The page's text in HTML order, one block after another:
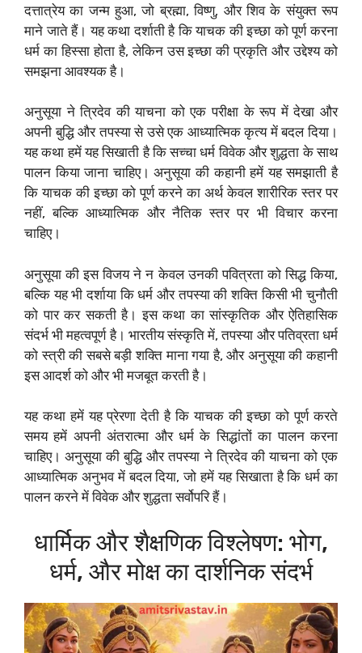
दत्तात्रेय का जन्म हुआ, जो ब्रह्मा, विष्णु, और शिव के संयुक्त रूप
माने जाते हैं। यह कथा दर्शाती है कि याचक की इच्छा को पूर्ण करना
धर्म का हिस्सा होता है, लेकिन उस इच्छा की प्रकृति और उद्देश्य को
समझना आवश्यक है।
अनुसूया ने त्रिदेव की याचना को एक परीक्षा के रूप में देखा और
अपनी बुद्धि और तपस्या से उसे एक आध्यात्मिक कृत्य में बदल दिया।
यह कथा हमें यह सिखाती है कि सच्चा धर्म विवेक और शुद्धता के साथ
पालन किया जाना चाहिए। अनुसूया की कहानी हमें यह समझाती है
कि याचक की इच्छा को पूर्ण करने का अर्थ केवल शारीरिक स्तर पर
नहीं, बल्कि आध्यात्मिक और नैतिक स्तर पर भी विचार करना
चाहिए।
अनुसूया की इस विजय ने न केवल उनकी पवित्रता को सिद्ध किया,
बल्कि यह भी दर्शाया कि धर्म और तपस्या की शक्ति किसी भी चुनौती
को पार कर सकती है। इस कथा का सांस्कृतिक और ऐतिहासिक
संदर्भ भी महत्वपूर्ण है। भारतीय संस्कृति में, तपस्या और पतिव्रता धर्म
को स्त्री की सबसे बड़ी शक्ति माना गया है, और अनुसूया की कहानी
इस आदर्श को और भी मजबूत करती है।
यह कथा हमें यह प्रेरणा देती है कि याचक की इच्छा को पूर्ण करते
समय हमें अपनी अंतरात्मा और धर्म के सिद्धांतों का पालन करना
चाहिए। अनुसूया की बुद्धि और तपस्या ने त्रिदेव की याचना को एक
आध्यात्मिक अनुभव में बदल दिया, जो हमें यह सिखाता है कि धर्म का
पालन करने में विवेक और शुद्धता सर्वोपरि हैं।
धार्मिक और शैक्षणिक विश्लेषण: भोग,
धर्म, और मोक्ष का दार्शनिक संदर्भ